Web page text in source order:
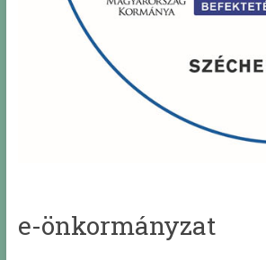
e-önkormányzat